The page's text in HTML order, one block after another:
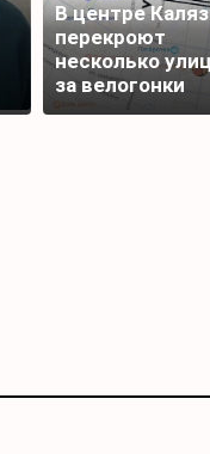
В центре
перекроют
несколько
за велогонки